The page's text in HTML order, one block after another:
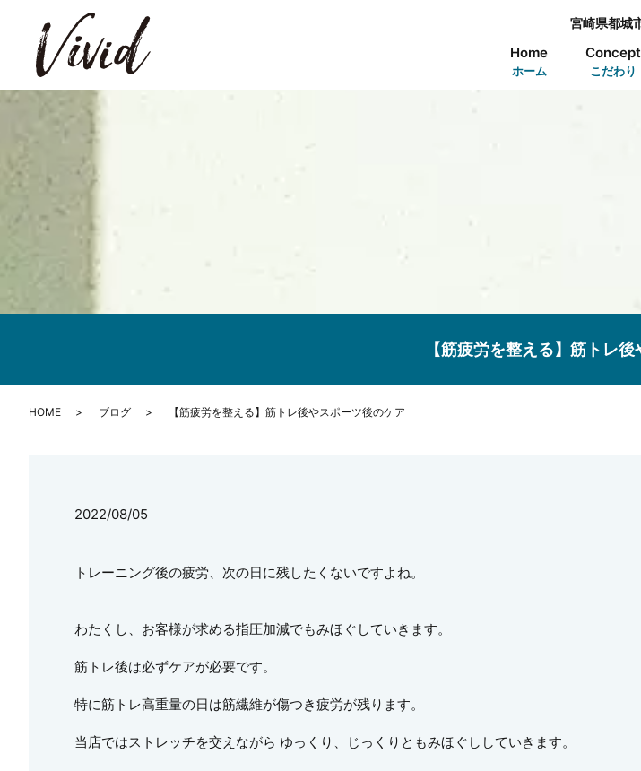
宮崎県都城
Home
ホーム
Concept
こだわり
【筋疲労を整える】筋トレ
HOME ブログ 【筋疲労を整える】筋トレ後やスポーツ後のケア
2022/08/05
トレーニング後の疲労、次の日に残したくないですよね。
わたくし、お客様が求める指圧加減でもみほぐしていきます。
筋トレ後は必ずケアが必要です。
特に筋トレ高重量の日は筋繊維が傷つき疲労が残ります。
当店ではストレッチを交えながら ゆっくり、じっくりともみほぐししていきます。